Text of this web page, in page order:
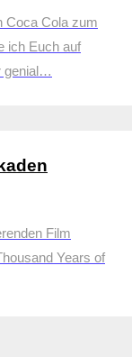
Coca Cola zum
ich Euch auf
genial…
Film
Years of